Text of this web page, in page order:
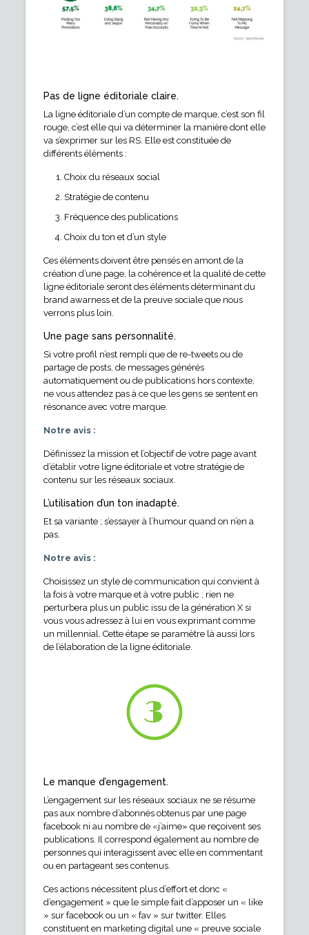
Pas de ligne éditoriale claire.
La ligne éditoriale d’un compte de marque, c’est son fil
rouge, c’est elle qui va déterminer la manière dont elle
va s’exprimer sur les RS. Elle est constituée de
différents éléments :
Choix du réseaux social
Stratégie de contenu
Fréquence des publications
Choix du ton et d’un style
Ces éléments doivent être pensés en amont de la
création d’une page, la cohérence et la qualité de cette
ligne éditoriale seront des éléments déterminant du
brand awarness et de la preuve sociale que nous
verrons plus loin.
Une page sans personnalité.
Si votre profil n’est rempli que de re-tweets ou de
partage de posts, de messages générés
automatiquement ou de publications hors contexte,
ne vous attendez pas à ce que les gens se sentent en
résonance avec votre marque.
Notre avis :
Définissez la mission et l’objectif de votre page avant
d’établir votre ligne éditoriale et votre stratégie de
contenu sur les réseaux sociaux.
L’utilisation d’un ton inadapté.
Et sa variante ; s’essayer à l’humour quand on n’en a
pas.
Notre avis :
Choisissez un style de communication qui convient à
la fois à votre marque et à votre public ; rien ne
perturbera plus un public issu de la génération X si
vous vous adressez à lui en vous exprimant comme
un millennial. Cette étape se paramètre là aussi lors
de l’élaboration de la ligne éditoriale.
Le manque d’engagement.
L’engagement sur les réseaux sociaux ne se résume
pas aux nombre d’abonnés obtenus par une page
facebook ni au nombre de «j’aime» que reçoivent ses
publications. Il correspond également au nombre de
personnes qui interagissent avec elle en commentant
ou en partageant ses contenus.
Ces actions nécessitent plus d’effort et donc «
d’engagement » que le simple fait d’apposer un « like
» sur facebook ou un « fav » sur twitter. Elles
constituent en marketing digital une « preuve sociale